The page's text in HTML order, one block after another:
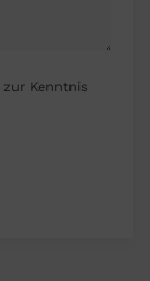
zur Kenntnis